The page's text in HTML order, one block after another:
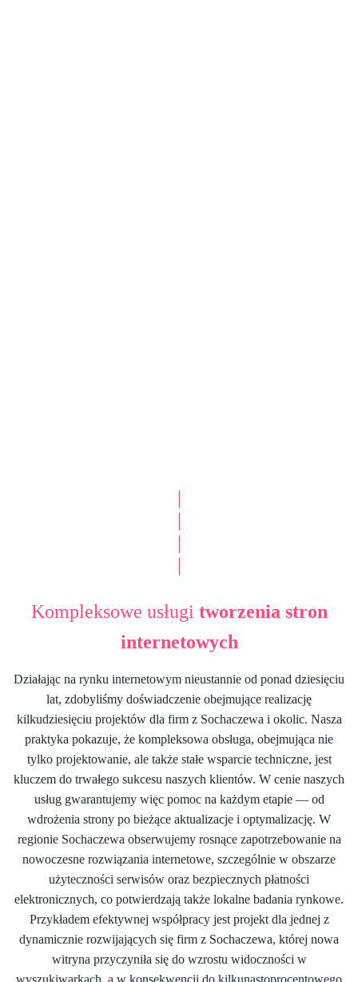
|
|
|
|
Kompleksowe usługi tworzenia stron
internetowych
Działając na rynku internetowym nieustannie od ponad dziesięciu
lat, zdobyliśmy doświadczenie obejmujące realizację
kilkudziesięciu projektów dla firm z Sochaczewa i okolic. Nasza
praktyka pokazuje, że kompleksowa obsługa, obejmująca nie
tylko projektowanie, ale także stałe wsparcie techniczne, jest
kluczem do trwałego sukcesu naszych klientów. W cenie naszych
usług gwarantujemy więc pomoc na każdym etapie — od
wdrożenia strony po bieżące aktualizacje i optymalizację. W
regionie Sochaczewa obserwujemy rosnące zapotrzebowanie na
nowoczesne rozwiązania internetowe, szczególnie w obszarze
użyteczności serwisów oraz bezpiecznych płatności
elektronicznych, co potwierdzają także lokalne badania rynkowe.
Przykładem efektywnej współpracy jest projekt dla jednej z
dynamicznie rozwijających się firm z Sochaczewa, której nowa
witryna przyczyniła się do wzrostu widoczności w
wyszukiwarkach, a w konsekwencji do kilkunastoprocentowego